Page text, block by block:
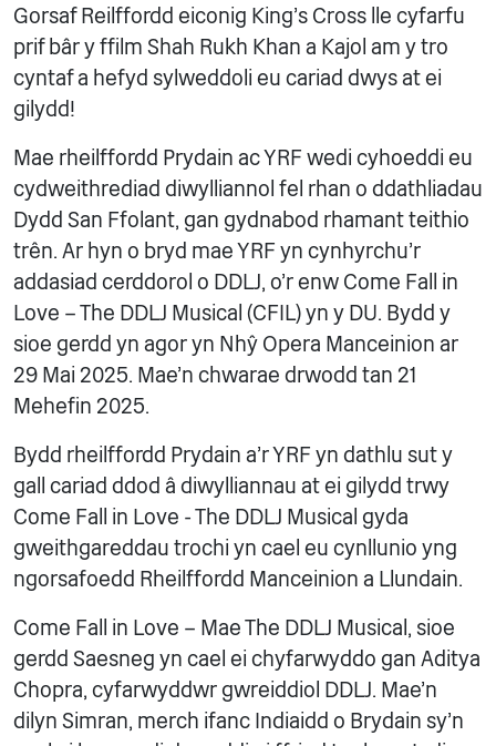
Gorsaf Reilffordd eiconig King’s Cross lle cyfarfu
prif bâr y ffilm Shah Rukh Khan a Kajol am y tro
cyntaf a hefyd sylweddoli eu cariad dwys at ei
gilydd!
Mae rheilffordd Prydain ac YRF wedi cyhoeddi eu
cydweithrediad diwylliannol fel rhan o ddathliadau
Dydd San Ffolant, gan gydnabod rhamant teithio
trên. Ar hyn o bryd mae YRF yn cynhyrchu’r
addasiad cerddorol o DDLJ, o’r enw Come Fall in
Love – The DDLJ Musical (CFIL) yn y DU. Bydd y
sioe gerdd yn agor yn Nhŷ Opera Manceinion ar
29 Mai 2025. Mae'n chwarae drwodd tan 21
Mehefin 2025.
Bydd rheilffordd Prydain a'r YRF yn dathlu sut y
gall cariad ddod â diwylliannau at ei gilydd trwy
Come Fall in Love - The DDLJ Musical gyda
gweithgareddau trochi yn cael eu cynllunio yng
ngorsafoedd Rheilffordd Manceinion a Llundain.
Come Fall in Love – Mae The DDLJ Musical, sioe
gerdd Saesneg yn cael ei chyfarwyddo gan Aditya
Chopra, cyfarwyddwr gwreiddiol DDLJ. Mae'n
dilyn Simran, merch ifanc Indiaidd o Brydain sy'n